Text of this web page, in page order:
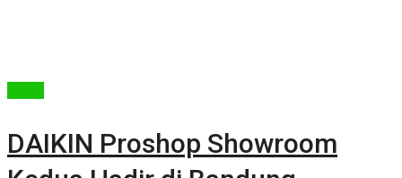
DAIKIN Proshop Showroom